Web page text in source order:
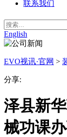
联系我们
English
EVO视讯·官网 >
分享:
泽县新
械功课